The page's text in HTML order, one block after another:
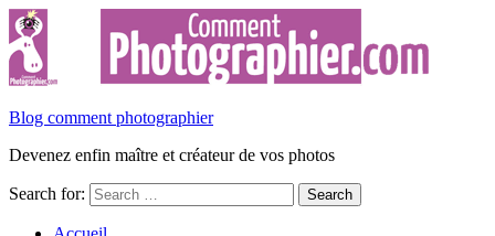
Blog comment photographier
Devenez enfin maître et créateur de vos photos
Search for: